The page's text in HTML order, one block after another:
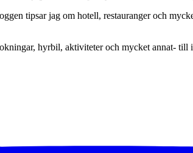
tipsar jag om hotell, restauranger och
hyrbil, aktiviteter och mycket annat- till